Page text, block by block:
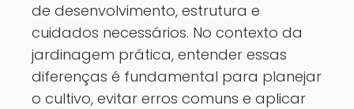
de desenvolvimento, estrutura e
cuidados necessários. No contexto da
jardinagem prática, entender essas
diferenças é fundamental para planejar
o cultivo, evitar erros comuns e aplicar